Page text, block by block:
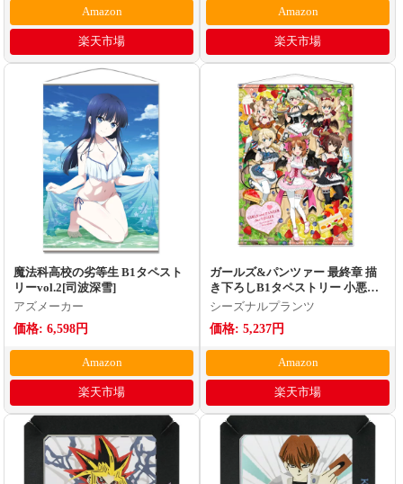
Amazon
楽天市場
Amazon
楽天市場
魔法科高校の劣等生 B1タペスト
リーvol.2[司波深雪]
アズメーカー
価格: 6,598円
Amazon
楽天市場
ガールズ&パンツァー 最終章 描
き下ろしB1タペストリー 小悪魔
ウエイトレス
シーズナルプランツ
価格: 5,237円
Amazon
楽天市場